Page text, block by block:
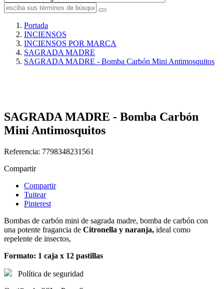
Portada
INCIENSOS
INCIENSOS POR MARCA
SAGRADA MADRE
SAGRADA MADRE - Bomba Carbón Mini Antimosquitos
SAGRADA MADRE - Bomba Carbón
Mini Antimosquitos
Referencia: 7798348231561
Compartir
Compartir
Tuitear
Pinterest
Bombas de carbón mini de sagrada madre, bomba de carbón con
una potente fragancia de Citronella y naranja, ideal como
repelente de insectos,
Formato: 1 caja x 12 pastillas
Política de seguridad